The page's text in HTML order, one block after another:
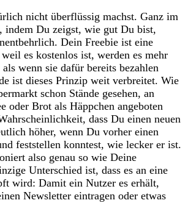
nicht überflüssig machst. Ganz im
indem Du zeigst, wie gut Du bist,
Dein Freebie ist eine
es kostenlos ist, werden es mehr
wenn sie dafür bereits bezahlen
ist dieses Prinzip weit verbreitet. Wie
schon Stände gesehen, an
oder Brot als Häppchen angeboten
dass Du einen neuen
höher, wenn Du vorher einen
feststellen konntest, wie lecker er ist.
also genau so wie Deine
Unterschied ist, dass es an eine
wird: Damit ein Nutzer es erhält,
Newsletter eintragen oder etwas